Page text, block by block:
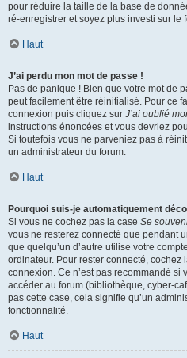
pour réduire la taille de la base de
ré-enregistrer et soyez plus investi sur le
Haut
J’ai perdu mon mot de passe !
Pas de panique ! Bien que votre mot de
peut facilement être réinitialisé. Pour ce
connexion puis cliquez sur J’ai oublié
instructions énoncées et vous devriez
Si toutefois vous ne parveniez pas à
un administrateur du forum.
Haut
Pourquoi suis-je automatiquement
Si vous ne cochez pas la case Se
vous ne resterez connecté que pendant
que quelqu’un d’autre utilise votre
ordinateur. Pour rester connecté, cochez
connexion. Ce n’est pas recommandé
accéder au forum (bibliothèque, cyber-
pas cette case, cela signifie qu’un
fonctionnalité.
Haut